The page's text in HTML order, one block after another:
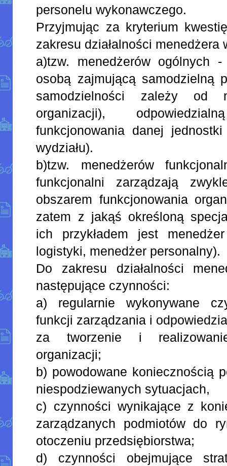
personelu wykonawczego.
Przyjmując za kryterium
zakresu działalności
a)tzw. menedżerów ogólnych
osobą zajmującą samodzielną
samodzielności zależy od
organizacji),
funkcjonowania danej
wydziału).
b)tzw. menedżerów
funkcjonalni zarządzają
obszarem funkcjonowania
zatem z jakąś określoną
ich przykładem jest
logistyki, menedżer personalny).
Do zakresu działalności
następujące czynności:
a) regularnie wykonywane
funkcji zarządzania i
za tworzenie i
organizacji;
b) powodowane koniecznością
niespodziewanych sytuacjach,
c) czynności wynikające z
zarządzanych podmiotów do
otoczeniu przedsiębiorstwa;
d) czynności obejmujące